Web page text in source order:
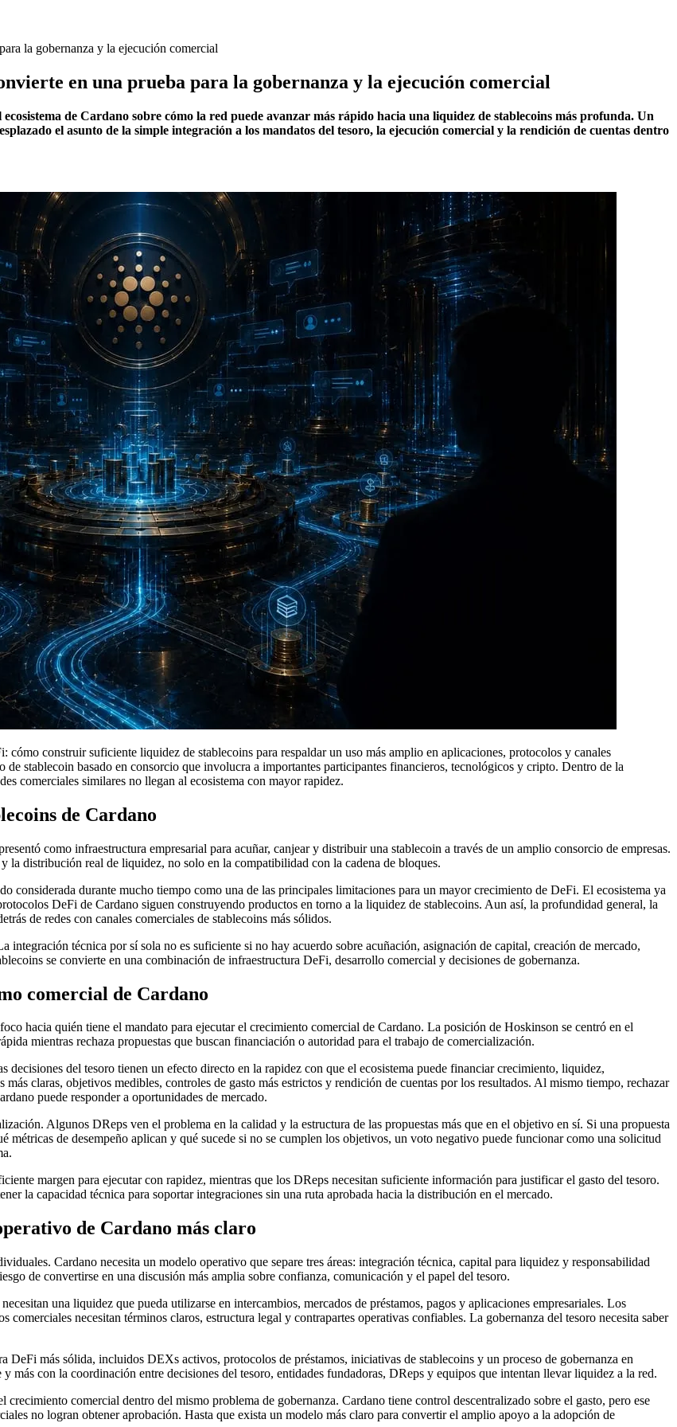
la gobernanza y la ejecución comercial
en una prueba para la gobernanza y la ejecución comercial
de Cardano sobre cómo la red puede avanzar más rápido hacia una liquidez de stablecoins más profunda. Un
el asunto de la simple integración a los mandatos del tesoro, la ejecución comercial y la rendición de cuentas dentro
cómo construir suficiente liquidez de stablecoins para respaldar un uso más amplio en aplicaciones, protocolos y canales
stablecoin basado en consorcio que involucra a importantes participantes financieros, tecnológicos y cripto. Dentro de la
comerciales similares no llegan al ecosistema con mayor rapidez.
de Cardano
como infraestructura empresarial para acuñar, canjear y distribuir una stablecoin a través de un amplio consorcio de empresas.
la distribución real de liquidez, no solo en la compatibilidad con la cadena de bloques.
considerada durante mucho tiempo como una de las principales limitaciones para un mayor crecimiento de DeFi. El ecosistema ya
DeFi de Cardano siguen construyendo productos en torno a la liquidez de stablecoins. Aun así, la profundidad general, la
de redes con canales comerciales de stablecoins más sólidos.
técnica por sí sola no es suficiente si no hay acuerdo sobre acuñación, asignación de capital, creación de mercado,
se convierte en una combinación de infraestructura DeFi, desarrollo comercial y decisiones de gobernanza.
comercial de Cardano
hacia quién tiene el mandato para ejecutar el crecimiento comercial de Cardano. La posición de Hoskinson se centró en el
mientras rechaza propuestas que buscan financiación o autoridad para el trabajo de comercialización.
decisiones del tesoro tienen un efecto directo en la rapidez con que el ecosistema puede financiar crecimiento, liquidez,
claras, objetivos medibles, controles de gasto más estrictos y rendición de cuentas por los resultados. Al mismo tiempo, rechazar
puede responder a oportunidades de mercado.
Algunos DReps ven el problema en la calidad y la estructura de las propuestas más que en el objetivo en sí. Si una propuesta
de desempeño aplican y qué sucede si no se cumplen los objetivos, un voto negativo puede funcionar como una solicitud
margen para ejecutar con rapidez, mientras que los DReps necesitan suficiente información para justificar el gasto del tesoro.
la capacidad técnica para soportar integraciones sin una ruta aprobada hacia la distribución en el mercado.
de Cardano más claro
Cardano necesita un modelo operativo que separe tres áreas: integración técnica, capital para liquidez y responsabilidad
de convertirse en una discusión más amplia sobre confianza, comunicación y el papel del tesoro.
una liquidez que pueda utilizarse en intercambios, mercados de préstamos, pagos y aplicaciones empresariales. Los
comerciales necesitan términos claros, estructura legal y contrapartes operativas confiables. La gobernanza del tesoro necesita saber
DeFi más sólida, incluidos DEXs activos, protocolos de préstamos, iniciativas de stablecoins y un proceso de gobernanza en
más con la coordinación entre decisiones del tesoro, entidades fundadoras, DReps y equipos que intentan llevar liquidez a la red.
comercial dentro del mismo problema de gobernanza. Cardano tiene control descentralizado sobre el gasto, pero ese
no logran obtener aprobación. Hasta que exista un modelo más claro para convertir el amplio apoyo a la adopción de